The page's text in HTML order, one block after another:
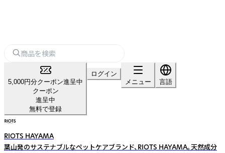
5,000円分クーポン進呈中
クーポン
進呈中
無料で登録
ログイン
メニュー
言語
RIOTS HAYAMA
葉山発のサステナブルなペットケアブランド、RIOTS HAYAMA。天然成分